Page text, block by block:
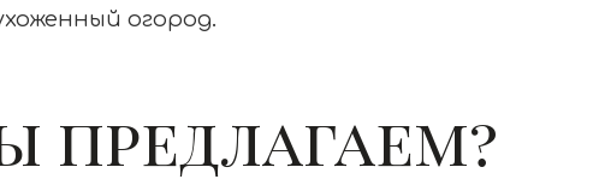
огород.
предлагаем?